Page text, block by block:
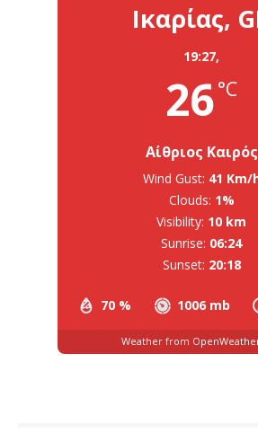
Ικαρίας,
19:27,
26°C
Αίθριος Καιρός
70 % 1006 mb
Wind Gust: 41 Km/
Clouds: 1%
Visibility: 10 km
Sunrise: 06:24
Sunset: 20:18
Weather from